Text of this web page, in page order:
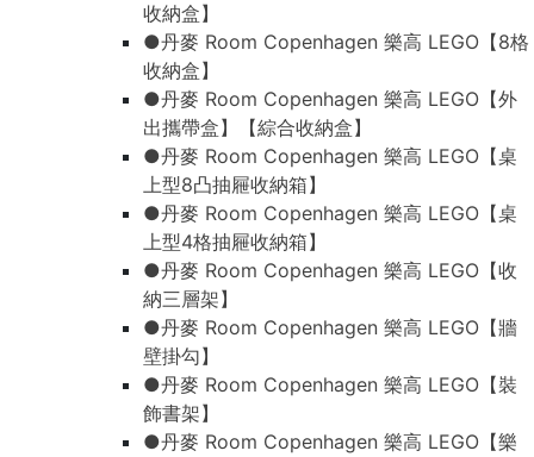
收納盒】
●丹麥 Room Copenhagen 樂高 LEGO【8格
收納盒】
●丹麥 Room Copenhagen 樂高 LEGO【外
出攜帶盒】【綜合收納盒】
●丹麥 Room Copenhagen 樂高 LEGO【桌
上型8凸抽屜收納箱】
●丹麥 Room Copenhagen 樂高 LEGO【桌
上型4格抽屜收納箱】
●丹麥 Room Copenhagen 樂高 LEGO【收
納三層架】
●丹麥 Room Copenhagen 樂高 LEGO【牆
壁掛勾】
●丹麥 Room Copenhagen 樂高 LEGO【裝
飾書架】
●丹麥 Room Copenhagen 樂高 LEGO【樂